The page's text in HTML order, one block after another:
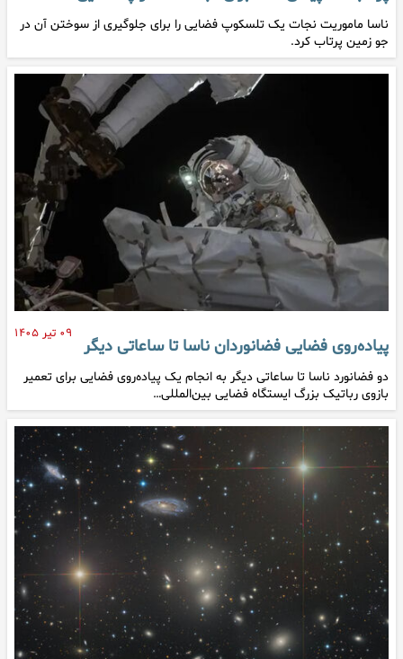
ناسا ماموریت نجات یک تلسکوپ فضایی را برای جلوگیری از سوختن آن در
جو زمین پرتاب کرد.
۰۹ تیر ۱۴۰۵
پیاده‌روی فضایی فضانوردان ناسا تا ساعاتی دیگر
دو فضانورد ناسا تا ساعاتی دیگر به انجام یک پیاده‌روی فضایی برای تعمیر
بازوی رباتیک بزرگ ایستگاه فضایی بین‌المللی…